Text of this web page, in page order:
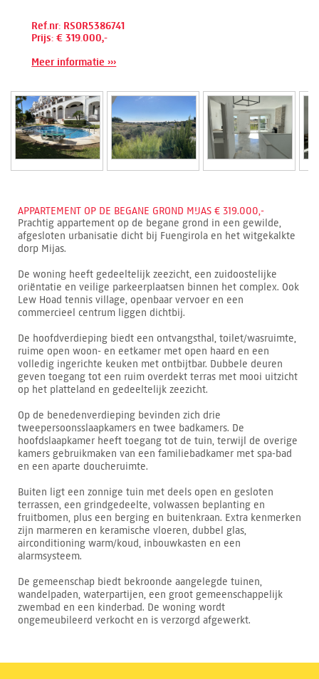
Ref.nr: RSOR5386741
Prijs: € 319.000,-
Meer informatie ›››
APPARTEMENT OP DE BEGANE GROND MIJAS € 319.000,-
Prachtig appartement op de begane grond in een gewilde,
afgesloten urbanisatie dicht bij Fuengirola en het witgekalkte
dorp Mijas.
De woning heeft gedeeltelijk zeezicht, een zuidoostelijke
oriëntatie en veilige parkeerplaatsen binnen het complex. Ook
Lew Hoad tennis village, openbaar vervoer en een
commercieel centrum liggen dichtbij.
De hoofdverdieping biedt een ontvangsthal, toilet/wasruimte,
ruime open woon- en eetkamer met open haard en een
volledig ingerichte keuken met ontbijtbar. Dubbele deuren
geven toegang tot een ruim overdekt terras met mooi uitzicht
op het platteland en gedeeltelijk zeezicht.
Op de benedenverdieping bevinden zich drie
tweepersoonsslaapkamers en twee badkamers. De
hoofdslaapkamer heeft toegang tot de tuin, terwijl de overige
kamers gebruikmaken van een familiebadkamer met spa-bad
en een aparte doucheruimte.
Buiten ligt een zonnige tuin met deels open en gesloten
terrassen, een grindgedeelte, volwassen beplanting en
fruitbomen, plus een berging en buitenkraan. Extra kenmerken
zijn marmeren en keramische vloeren, dubbel glas,
airconditioning warm/koud, inbouwkasten en een
alarmsysteem.
De gemeenschap biedt bekroonde aangelegde tuinen,
wandelpaden, waterpartijen, een groot gemeenschappelijk
zwembad en een kinderbad. De woning wordt
ongemeubileerd verkocht en is verzorgd afgewerkt.